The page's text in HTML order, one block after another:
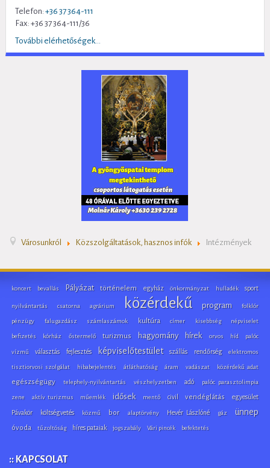
Telefon: +36 37 364-111
Fax: +36 37 364-111/36
További elérhetőségek...
Városunkról Közszolgáltatások, hasznos infók Intézmények
koncert bevallás Pályázat történelem egyház önkormányzat hulladék sport
nyilvántartás csatorna agrárium közérdekű program folklór
pénzügy falugazdász számlaszámok kultúra címer kisebbség népviselet
befizetés kórház őstermelő turizmus hagyomány hírek orvos híd palóc
vízmű választás fejlesztés képviselőtestület szállás rendőrség elektromos
tisztiorvosi szolgálat hibabejelentés átláthatóság áram vadászat közérdekű adat
egészségügy telephely-nyilvántartás vészhelyzetben adó palóc parasztolimpia
zene aktív turizmus műemlék idősek mentő civil vendéglátás egyesület
Pávakör költségvetés közmű bor alaptörvény Hevér Lászlóné gáz ünnep
óvoda tűzoltóság híres pataiak jogszabály Vári pincék befektetés
:: KAPCSOLAT